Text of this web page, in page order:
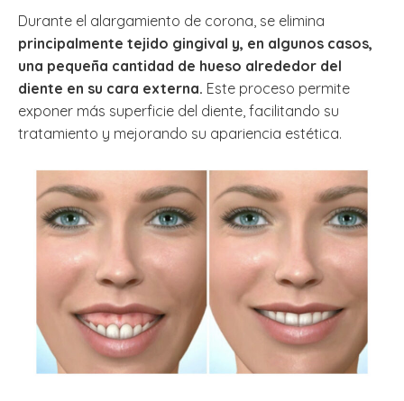
Durante el alargamiento de corona, se elimina
principalmente tejido gingival y, en algunos casos,
una pequeña cantidad de hueso alrededor del
diente en su cara externa. Este proceso permite
exponer más superficie del diente, facilitando su
tratamiento y mejorando su apariencia estética.